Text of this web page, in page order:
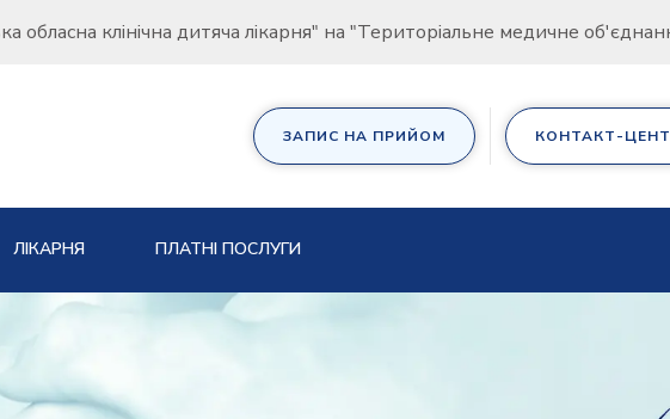
обласна клінічна дитяча лікарня" на "Територіальне медичне
ЗАПИС НА ПРИЙОМ КОНТАКТ-
ЛІКАРНЯ ПЛАТНІ ПОСЛУГИ